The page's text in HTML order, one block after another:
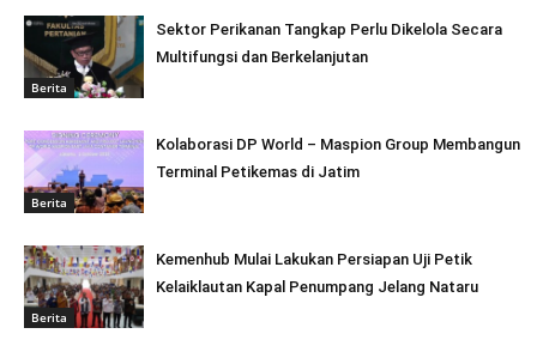
Berita
Sektor Perikanan Tangkap Perlu Dikelola Secara
Multifungsi dan Berkelanjutan
Berita
Kolaborasi DP World – Maspion Group Membangun
Terminal Petikemas di Jatim
Berita
Kemenhub Mulai Lakukan Persiapan Uji Petik
Kelaiklautan Kapal Penumpang Jelang Nataru